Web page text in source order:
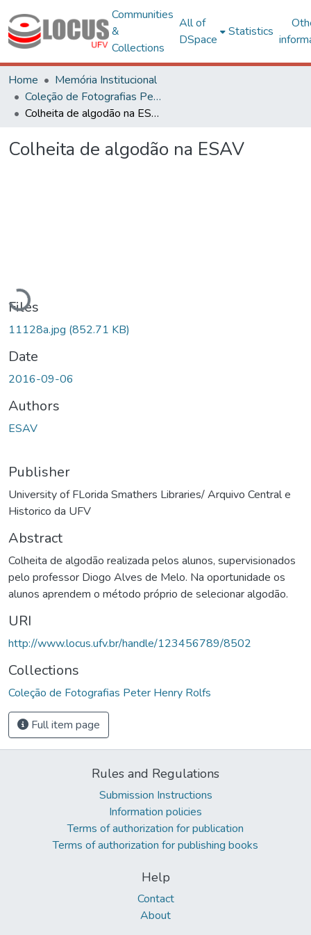
Communities
&
Collections
All of
DSpace
Statistics
Home
Memória Institucional
Coleção de Fotografias Peter Henry Rolfs
Colheita de algodão na ESAV
Colheita de algodão na ESAV
Loading...
Files
11128a.jpg (852.71 KB)
Date
2016-09-06
Authors
ESAV
Publisher
University of FLorida Smathers Libraries/ Arquivo Central e
Historico da UFV
Abstract
Colheita de algodão realizada pelos alunos, supervisionados
pelo professor Diogo Alves de Melo. Na oportunidade os
alunos aprendem o método próprio de selecionar algodão.
URI
http://www.locus.ufv.br/handle/123456789/8502
Collections
Coleção de Fotografias Peter Henry Rolfs
Full item page
Rules and Regulations
Submission Instructions
Information policies
Terms of authorization for publication
Terms of authorization for publishing books
Help
Contact
About